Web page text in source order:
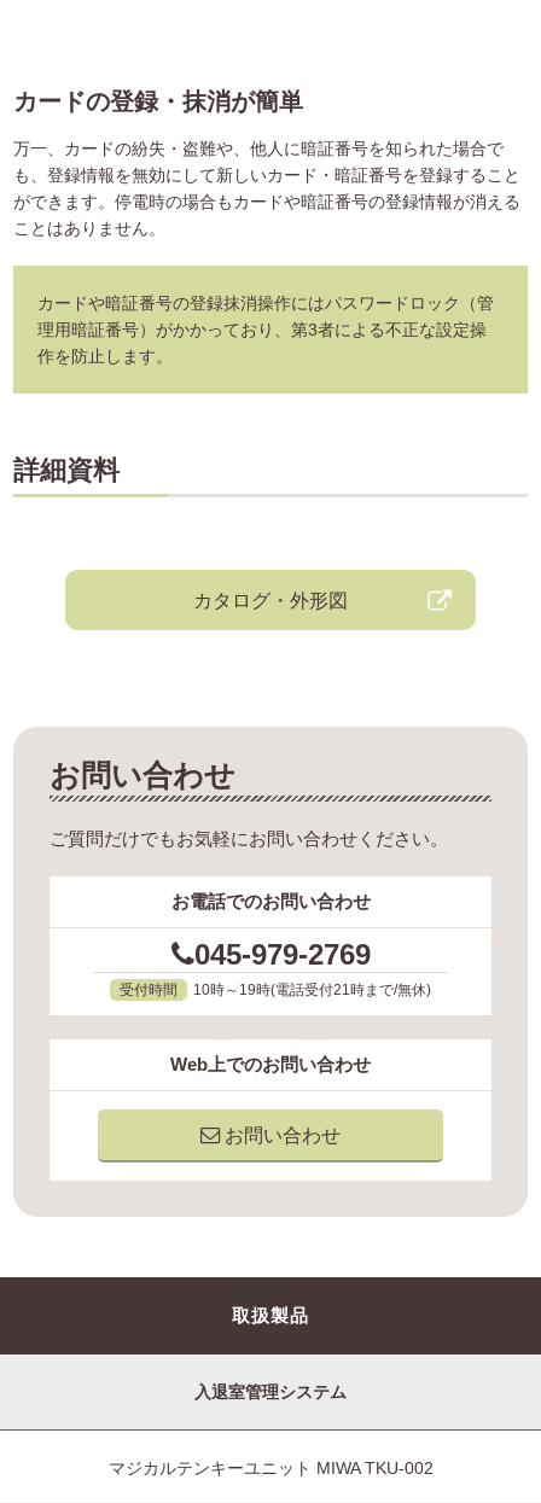
カードの登録・抹消が簡単
万一、カードの紛失・盗難や、他人に暗証番号を知られた場合で
も、登録情報を無効にして新しいカード・暗証番号を登録すること
ができます。停電時の場合もカードや暗証番号の登録情報が消える
ことはありません。
カードや暗証番号の登録抹消操作にはパスワードロック（管
理用暗証番号）がかかっており、第3者による不正な設定操
作を防止します。
詳細資料
カタログ・外形図
お問い合わせ
ご質問だけでもお気軽にお問い合わせください。
お電話でのお問い合わせ
045-979-2769
受付時間 10時～19時(電話受付21時まで/無休)
Web上でのお問い合わせ
お問い合わせ
取扱製品
入退室管理システム
マジカルテンキーユニット MIWA TKU-002